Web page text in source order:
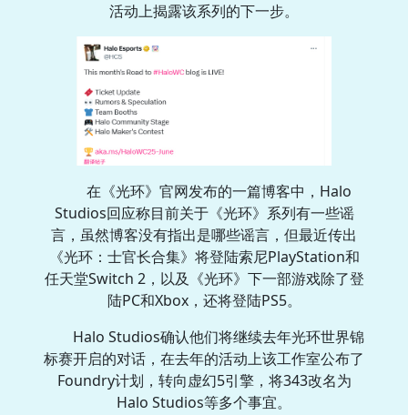
活动上揭露该系列的下一步。
在《光环》官网发布的一篇博客中，Halo
Studios回应称目前关于《光环》系列有一些谣
言，虽然博客没有指出是哪些谣言，但最近传出
《光环：士官长合集》将登陆索尼PlayStation和
任天堂Switch 2，以及《光环》下一部游戏除了登
陆PC和Xbox，还将登陆PS5。
Halo Studios确认他们将继续去年光环世界锦
标赛开启的对话，在去年的活动上该工作室公布了
Foundry计划，转向虚幻5引擎，将343改名为
Halo Studios等多个事宜。